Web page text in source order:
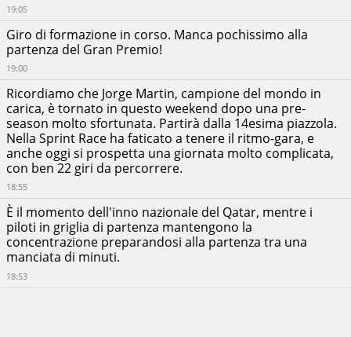
19:05
Giro di formazione in corso. Manca pochissimo alla
partenza del Gran Premio!
19:00
Ricordiamo che Jorge Martin, campione del mondo in
carica, è tornato in questo weekend dopo una pre-
season molto sfortunata. Partirà dalla 14esima piazzola.
Nella Sprint Race ha faticato a tenere il ritmo-gara, e
anche oggi si prospetta una giornata molto complicata,
con ben 22 giri da percorrere.
18:55
È il momento dell'inno nazionale del Qatar, mentre i
piloti in griglia di partenza mantengono la
concentrazione preparandosi alla partenza tra una
manciata di minuti.
18:53